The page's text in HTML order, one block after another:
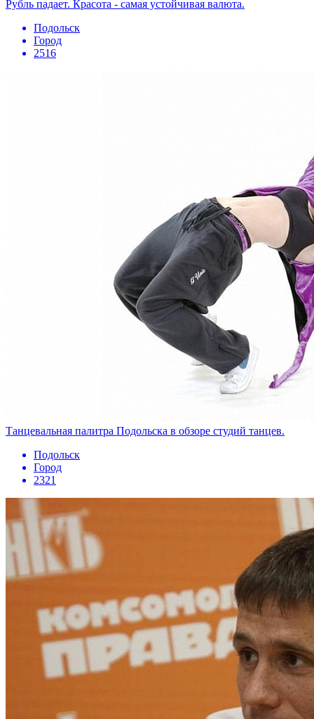
Рубль падает. Красота - самая устойчивая валюта.
Подольск
Город
2516
Танцевальная палитра Подольска в обзоре студий танцев.
Подольск
Город
2321